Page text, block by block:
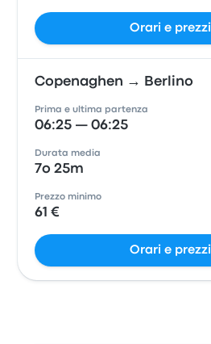
Orari e prezzi
Copenaghen → Berlino
Prima e ultima partenza
06:25 — 06:25
Durata media
7o 25m
Prezzo minimo
61 €
Orari e prezzi